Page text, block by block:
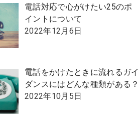
電話対応で心がけたい25のポ
イントについて
2022年12月6日
電話をかけたときに流れるガイ
ダンスにはどんな種類がある？
2022年10月5日